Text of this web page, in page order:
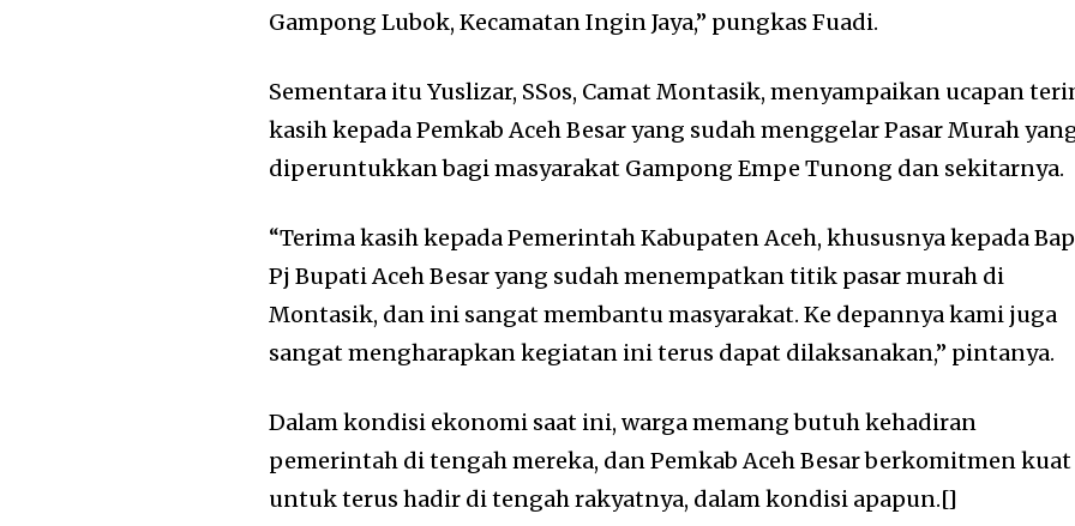
Gampong Lubok, Kecamatan Ingin Jaya,” pungkas Fuadi.
Sementara itu Yuslizar, SSos, Camat Montasik, menyampaikan ucapan
kasih kepada Pemkab Aceh Besar yang sudah menggelar Pasar Murah
diperuntukkan bagi masyarakat Gampong Empe Tunong dan sekitarnya.
“Terima kasih kepada Pemerintah Kabupaten Aceh, khususnya kepada
Pj Bupati Aceh Besar yang sudah menempatkan titik pasar murah di
Montasik, dan ini sangat membantu masyarakat. Ke depannya kami juga
sangat mengharapkan kegiatan ini terus dapat dilaksanakan,” pintanya.
Dalam kondisi ekonomi saat ini, warga memang butuh kehadiran
pemerintah di tengah mereka, dan Pemkab Aceh Besar berkomitmen kuat
untuk terus hadir di tengah rakyatnya, dalam kondisi apapun.[]